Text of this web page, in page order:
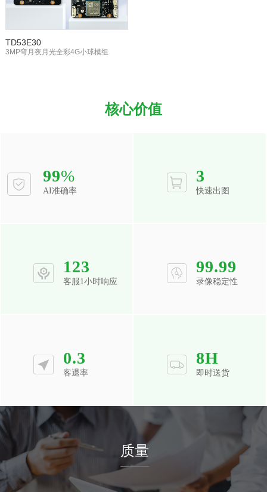
TD53E30
3MP弯月夜月光全彩4G小球模组
核心价值
99%
AI准确率
3
快速出图
123
客服1小时响应
99.99
录像稳定性
0.3
客退率
8H
即时送货
质量